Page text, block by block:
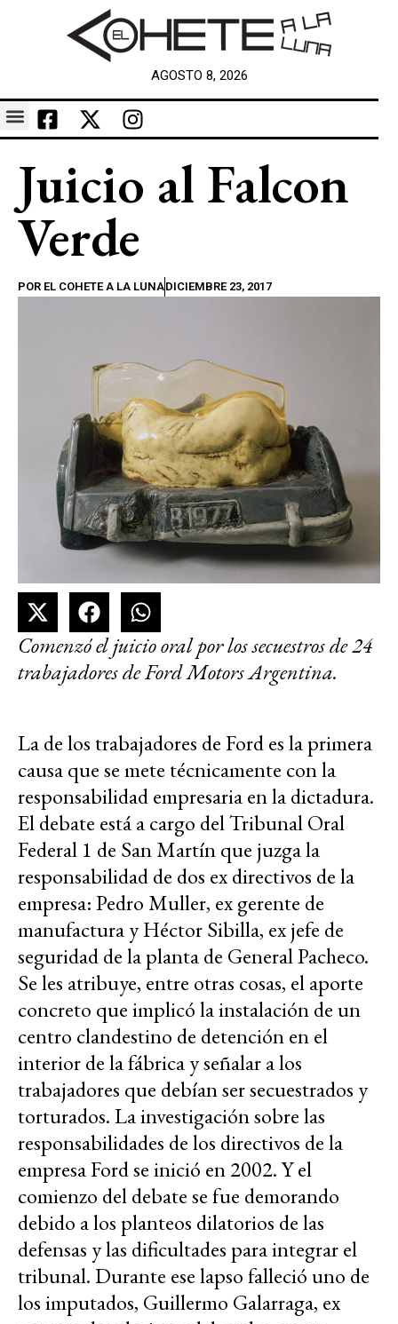
AGOSTO 8, 2026
Juicio al Falcon
Verde
POR EL COHETE A LA LUNADICIEMBRE 23, 2017
Comenzó el juicio oral por los secuestros de 24
trabajadores de Ford Motors Argentina.
La de los trabajadores de Ford es la primera
causa que se mete técnicamente con la
responsabilidad empresaria en la dictadura.
El debate está a cargo del Tribunal Oral
Federal 1 de San Martín que juzga la
responsabilidad de dos ex directivos de la
empresa: Pedro Muller, ex gerente de
manufactura y Héctor Sibilla, ex jefe de
seguridad de la planta de General Pacheco.
Se les atribuye, entre otras cosas, el aporte
concreto que implicó la instalación de un
centro clandestino de detención en el
interior de la fábrica y señalar a los
trabajadores que debían ser secuestrados y
torturados. La investigación sobre las
responsabilidades de los directivos de la
empresa Ford se inició en 2002. Y el
comienzo del debate se fue demorando
debido a los planteos dilatorios de las
defensas y las dificultades para integrar el
tribunal. Durante ese lapso falleció uno de
los imputados, Guillermo Galarraga, ex